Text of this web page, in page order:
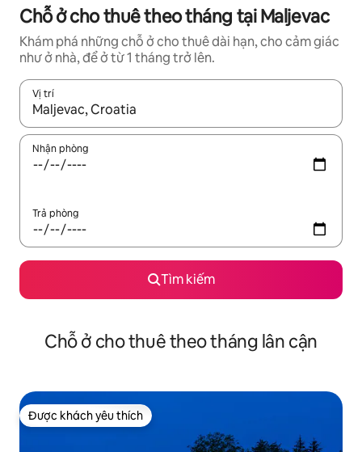
Chỗ ở cho thuê theo tháng tại Maljevac
Khám phá những chỗ ở cho thuê dài hạn, cho cảm giác
như ở nhà, để ở từ 1 tháng trở lên.
Vị trí
Khi có kết quả, hãy điều hướng bằng phím mũi tên lên và
Nhận phòng
Trả phòng
Tìm kiếm
Chỗ ở cho thuê theo tháng lân cận
Được khách yêu thích
Được khách yêu thích